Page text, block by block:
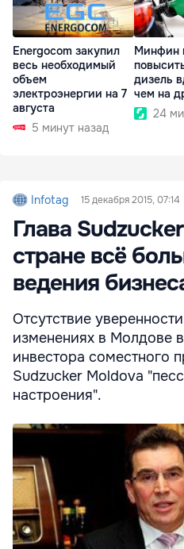
Energocom закупил
весь необходимый
объем
электроэнергии на 7
августа
5 минут назад
Минфин
дизель
чем на
24
Infotag 15 декабря 2015, 07:14
Глава
стране всё
ведения
Отсутствие
изменениях в Молдове
инвестора соместного
Sudzucker Moldova
настроения".